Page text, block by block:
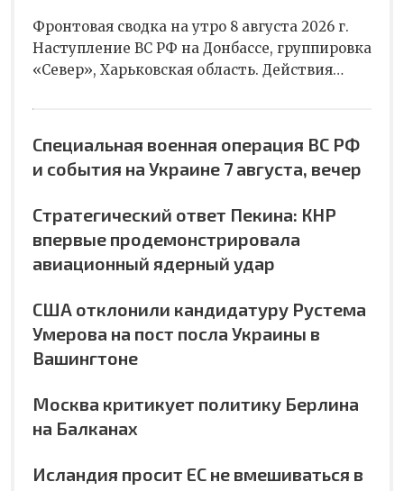
Фронтовая сводка на утро 8 августа 2026 г.
Наступление ВС РФ на Донбассе, группировка
«Север», Харьковская область. Действия…
Специальная военная операция ВС РФ
и события на Украине 7 августа, вечер
Стратегический ответ Пекина: КНР
впервые продемонстрировала
авиационный ядерный удар
США отклонили кандидатуру Рустема
Умерова на пост посла Украины в
Вашингтоне
Москва критикует политику Берлина
на Балканах
Исландия просит ЕС не вмешиваться в